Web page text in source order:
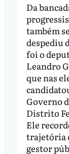
Da
também se
despediu
foi o
Leandro
que nas
Governo
Distrito
Ele
trajetória
gestor